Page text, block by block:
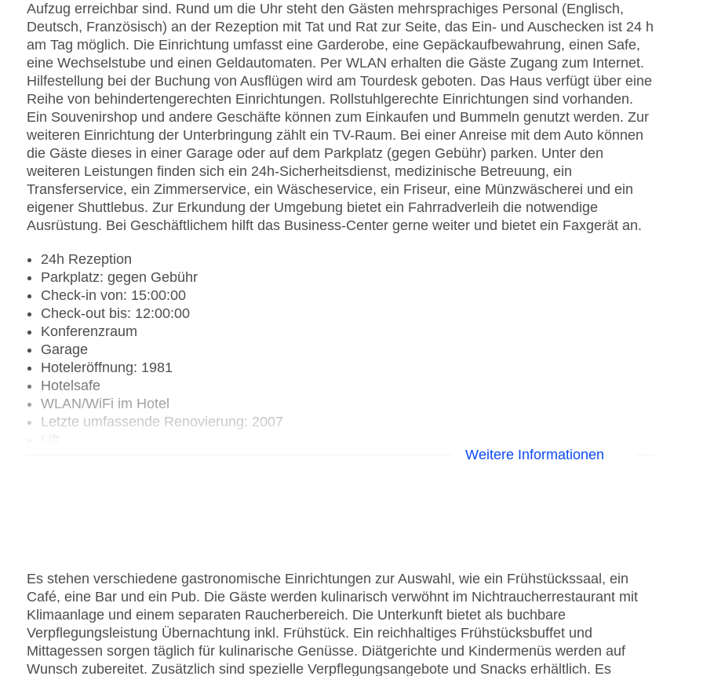
Aufzug erreichbar sind. Rund um die Uhr steht den Gästen mehrsprachiges Personal (Englisch,
Deutsch, Französisch) an der Rezeption mit Tat und Rat zur Seite, das Ein- und Auschecken ist 24 h
am Tag möglich. Die Einrichtung umfasst eine Garderobe, eine Gepäckaufbewahrung, einen Safe,
eine Wechselstube und einen Geldautomaten. Per WLAN erhalten die Gäste Zugang zum Internet.
Hilfestellung bei der Buchung von Ausflügen wird am Tourdesk geboten. Das Haus verfügt über eine
Reihe von behindertengerechten Einrichtungen. Rollstuhlgerechte Einrichtungen sind vorhanden.
Ein Souvenirshop und andere Geschäfte können zum Einkaufen und Bummeln genutzt werden. Zur
weiteren Einrichtung der Unterbringung zählt ein TV-Raum. Bei einer Anreise mit dem Auto können
die Gäste dieses in einer Garage oder auf dem Parkplatz (gegen Gebühr) parken. Unter den
weiteren Leistungen finden sich ein 24h-Sicherheitsdienst, medizinische Betreuung, ein
Transferservice, ein Zimmerservice, ein Wäscheservice, ein Friseur, eine Münzwäscherei und ein
eigener Shuttlebus. Zur Erkundung der Umgebung bietet ein Fahrradverleih die notwendige
Ausrüstung. Bei Geschäftlichem hilft das Business-Center gerne weiter und bietet ein Faxgerät an.
24h Rezeption
Parkplatz: gegen Gebühr
Check-in von: 15:00:00
Check-out bis: 12:00:00
Konferenzraum
Garage
Hoteleröffnung: 1981
Hotelsafe
WLAN/WiFi im Hotel
Letzte umfassende Renovierung: 2007
Lift
Zahlungsarten: American Express, Diners Club, EC Maestro, Mastercard, Visa
Landeskategorie: 4 Sterne
Weitere Informationen
Es stehen verschiedene gastronomische Einrichtungen zur Auswahl, wie ein Frühstückssaal, ein
Café, eine Bar und ein Pub. Die Gäste werden kulinarisch verwöhnt im Nichtraucherrestaurant mit
Klimaanlage und einem separaten Raucherbereich. Die Unterkunft bietet als buchbare
Verpflegungsleistung Übernachtung inkl. Frühstück. Ein reichhaltiges Frühstücksbuffet und
Mittagessen sorgen täglich für kulinarische Genüsse. Diätgerichte und Kindermenüs werden auf
Wunsch zubereitet. Zusätzlich sind spezielle Verpflegungsangebote und Snacks erhältlich. Es